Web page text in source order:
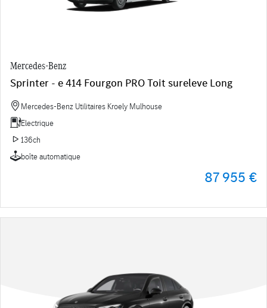
Mercedes-Benz
Sprinter - e 414 Fourgon PRO Toit sureleve Long
Mercedes-Benz Utilitaires Kroely Mulhouse
Electrique
136ch
boîte automatique
87 955 €